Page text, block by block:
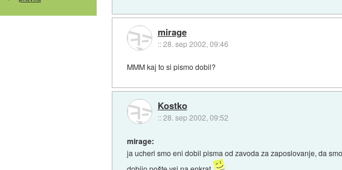
mirage
::28. sep 2002, 09:46
MMM kaj to si pismo dobil?
Kostko
::28. sep 2002, 09:52
mirage:
ja ucheri smo eni dobil pisma od zavoda za zaposlovanje, da